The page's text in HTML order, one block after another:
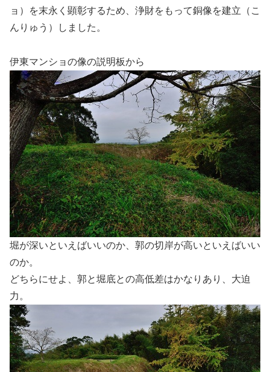
ョ）を末永く顕彰するため、浄財をもって銅像を建立（こ
んりゅう）しました。
伊東マンショの像の説明板から
堀が深いといえばいいのか、郭の切岸が高いといえばいい
のか。
どちらにせよ、郭と堀底との高低差はかなりあり、大迫
力。